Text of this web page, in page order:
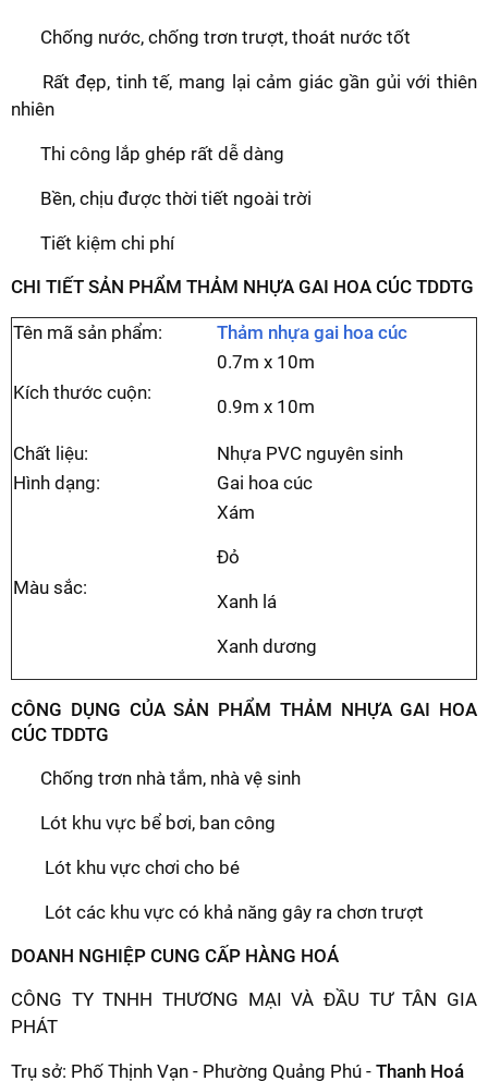
Chống nước, chống trơn trượt, thoát nước tốt
Rất đẹp, tinh tế, mang lại cảm giác gần gủi với thiên
nhiên
Thi công lắp ghép rất dễ dàng
Bền, chịu được thời tiết ngoài trời
Tiết kiệm chi phí
CHI TIẾT SẢN PHẨM THẢM NHỰA GAI HOA CÚC TDDTG
Tên mã sản phẩm: Thảm nhựa gai hoa cúc
Kích thước cuộn:
0.7m x 10m
0.9m x 10m
Chất liệu:
Nhựa PVC nguyên sinh
Hình dạng:
Gai hoa cúc
Màu sắc:
Xám
Đỏ
Xanh lá
Xanh dương
CÔNG DỤNG CỦA SẢN PHẨM THẢM NHỰA GAI HOA
CÚC TDDTG
Chống trơn nhà tắm, nhà vệ sinh
Lót khu vực bể bơi, ban công
​​​​​​​ Lót khu vực chơi cho bé
​​​​​​​ Lót các khu vực có khả năng gây ra chơn trượt
DOANH NGHIỆP CUNG CẤP HÀNG HOÁ
CÔNG TY TNHH THƯƠNG MẠI VÀ ĐẦU TƯ TÂN GIA
PHÁT
Trụ sở: Phố Thịnh Vạn - Phường Quảng Phú - Thanh Hoá